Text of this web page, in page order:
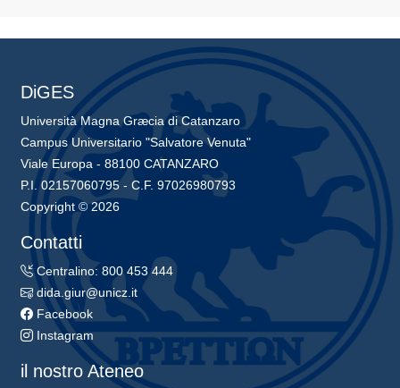
DiGES
Università Magna Græcia di Catanzaro
Campus Universitario "Salvatore Venuta"
Viale Europa - 88100 CATANZARO
P.I. 02157060795 - C.F. 97026980793
Copyright © 2026
Contatti
Centralino: 800 453 444
dida.giur@unicz.it
Facebook
Instagram
il nostro Ateneo